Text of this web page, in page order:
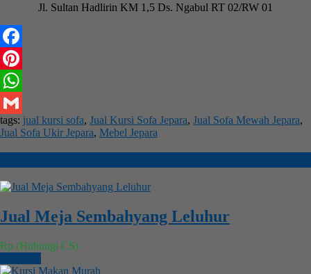
Jl. Sultan Hadlirin KM 1,5 Ds. Ngabul RT 02/RW 01
Facebook
Pinterest
WhatsApp
Gmail
tags: jual kursi sofa, Jual Kursi Sofa Jepara, Jual Sofa Mewah Jepara,
Jual Sofa Ukir Jepara, Mebel Jepara
Jual Meja Sembahyang Leluhur
Rp (Hubungi CS)